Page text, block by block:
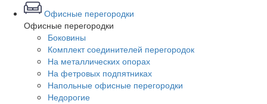
Офисные перегородки
Офисные перегородки
Боковины
Комплект соединителей перегородок
На металлических опорах
На фетровых подпятниках
Напольные офисные перегородки
Недорогие